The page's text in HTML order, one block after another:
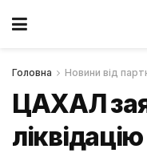
Головна Новини від
ЦАХАЛ